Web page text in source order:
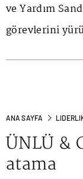
ve Yardım
görevlerini
ANA SAYFA
ÜNLÜ &
atama